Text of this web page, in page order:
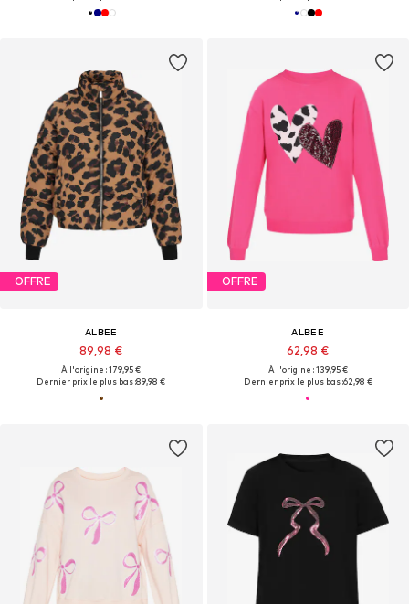
OFFRE
ALBEE
89,98 €
À l'origine : 179,95 €
Dernier prix le plus bas :89,98 €
OFFRE
ALBEE
62,98 €
À l'origine : 139,95 €
Dernier prix le plus bas :62,98 €